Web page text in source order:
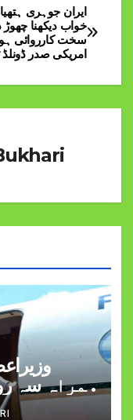
ایران جوہری
خواب دیکھنا چھوڑ
سخت کارروائی
امریکی صدر
ہمراہ سہ